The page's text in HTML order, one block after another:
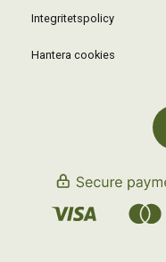
Integritetspolicy
Hantera cookies